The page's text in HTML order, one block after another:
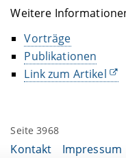
Weitere
Vorträge
Publikationen
Link zum Artikel
Seite 3968
Kontakt Impressum